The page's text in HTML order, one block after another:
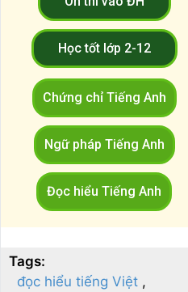
Học tốt lớp 2-12
Chứng chỉ Tiếng Anh
Ngữ pháp Tiếng Anh
Đọc hiểu Tiếng Anh
Tags:
đọc hiểu tiếng Việt